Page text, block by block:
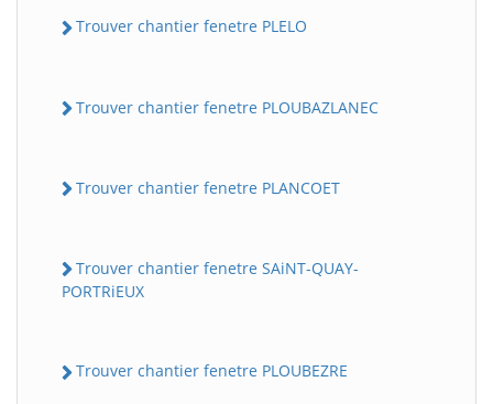
Trouver chantier fenetre PLELO
Trouver chantier fenetre PLOUBAZLANEC
Trouver chantier fenetre PLANCOET
Trouver chantier fenetre SAiNT-QUAY-
PORTRiEUX
Trouver chantier fenetre PLOUBEZRE